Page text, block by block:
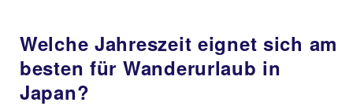
Welche Jahreszeit eignet sich am
besten für Wanderurlaub in
Japan?